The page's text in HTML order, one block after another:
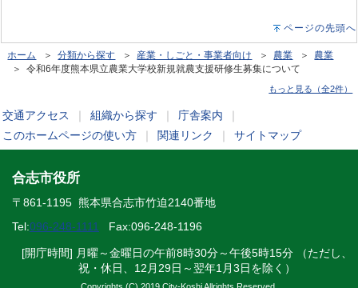
ページの先頭へ
ホーム ＞分類から探す ＞ 産業・しごと・事業者向け ＞ 農業 ＞ 農業
＞ 令和6年度熊本県立農業大学校新規就農支援研修生募集について
もっと見る（全2件）
交通アクセス 組織から探す 庁舎案内
このホームページの使い方
関連リンク サイトマップ
合志市役所
〒861-1195 熊本県合志市竹迫2140番地
Tel:096-248-1111 Fax:096-248-1196
[開庁時間] 月曜～金曜日の午前8時30分～午後5時15分 （ただし、
祝・休日、12月29日～翌年1月3日を除く）